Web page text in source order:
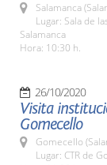
Salamanca
Lugar: Sala de
Salamanca
Hora: 10:30 h.
26/10/2020
Visita
Gomecello
Gomecello
Lugar: CTR de